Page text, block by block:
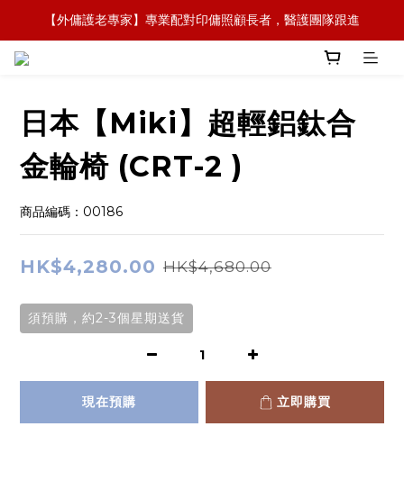
【全新概念】長者護理復康用品，可租可買，彈性選擇
【外傭護老專家】專業配對印傭照顧長者，醫護團隊跟進
【政府資助】善用社區照顧服務券，上門服務及租用產品
日本【Miki】超輕鋁鈦合
金輪椅 (CRT-2 )
商品編碼：00186
HK$4,280.00 HK$4,680.00
須預購，約2-3個星期送貨
現在預購 立即購買